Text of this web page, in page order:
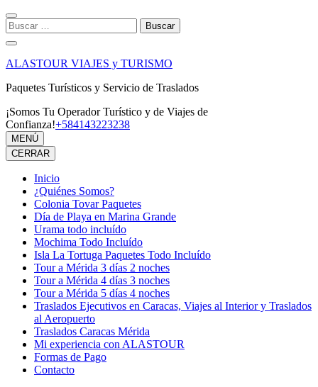
Saltar
al
contenido
(presiona
la
Intro)
Buscar:
ALASTOUR VIAJES y TURISMO
Paquetes Turísticos y Servicio de Traslados
¡Somos Tu Operador Turístico y de Viajes de
Confianza!+584143223238
MENÚ
CERRAR
Inicio
¿Quiénes Somos?
Colonia Tovar Paquetes
Día de Playa en Marina Grande
Urama todo incluído
Mochima Todo Incluído
Isla La Tortuga Paquetes Todo Incluído
Tour a Mérida 3 días 2 noches
Tour a Mérida 4 días 3 noches
Tour a Mérida 5 días 4 noches
Traslados Ejecutivos en Caracas, Viajes al Interior y Traslados
al Aeropuerto
Traslados Caracas Mérida
Mi experiencia con ALASTOUR
Formas de Pago
Contacto